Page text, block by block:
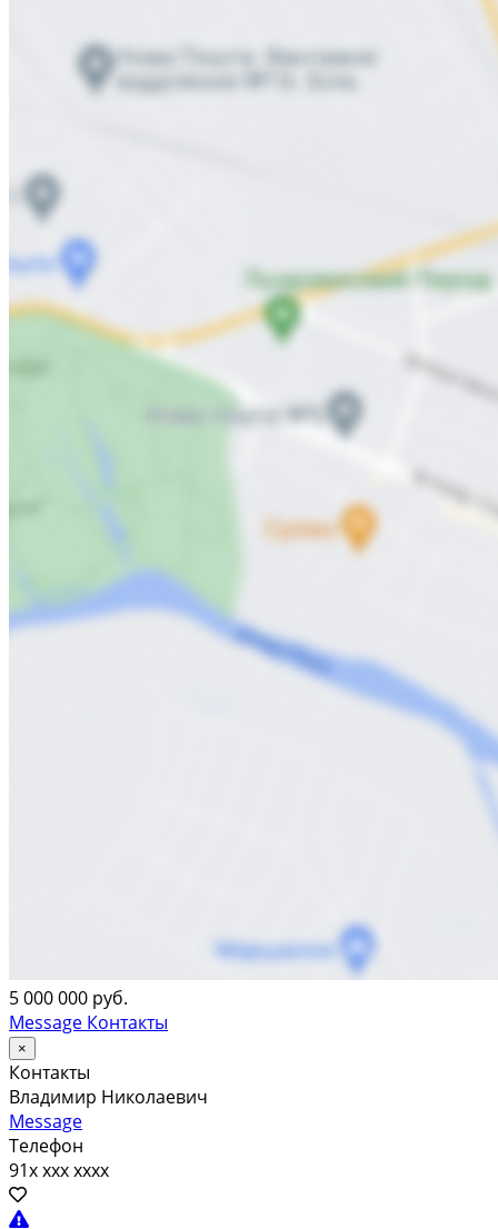
5 000 000 руб.
Message Контакты
×
Контакты
Владимир Николаевич
Message
Телефон
91x xxx xxxx